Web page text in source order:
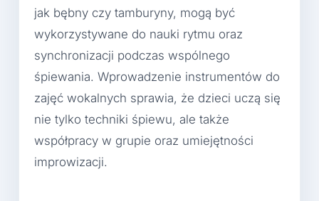
jak bębny czy tamburyny, mogą być
wykorzystywane do nauki rytmu oraz
synchronizacji podczas wspólnego
śpiewania. Wprowadzenie instrumentów do
zajęć wokalnych sprawia, że dzieci uczą się
nie tylko techniki śpiewu, ale także
współpracy w grupie oraz umiejętności
improwizacji.